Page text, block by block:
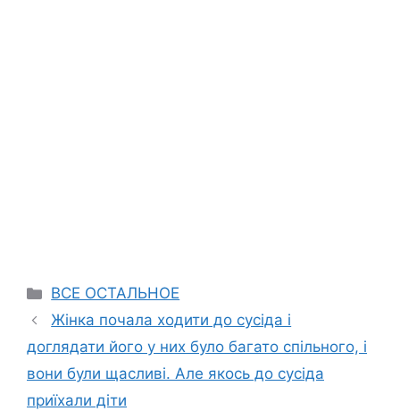
Categories
ВСЕ ОСТАЛЬНОЕ
Жінка почала ходити до сусіда і
доглядати його у них було багато спільного, і
вони були щасливі. Але якось до сусіда
приїхали діти